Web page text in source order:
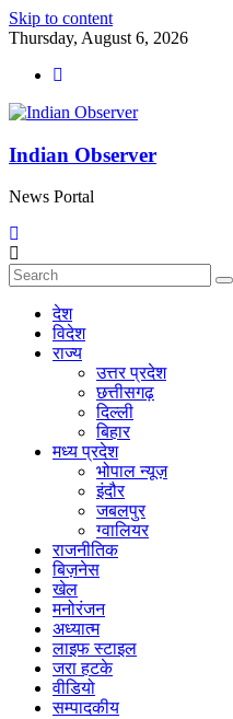
Skip to content
Thursday, August 6, 2026
Indian Observer
News Portal
देश
विदेश
राज्य
उत्तर प्रदेश
छत्तीसगढ़
दिल्ली
बिहार
मध्य प्रदेश
भोपाल न्यूज़
इंदौर
जबलपुर
ग्वालियर
राजनीतिक
बिज़नेस
खेल
मनोरंजन
अध्यात्म
लाइफ स्टाइल
जरा हटके
वीडियो
सम्पादकीय